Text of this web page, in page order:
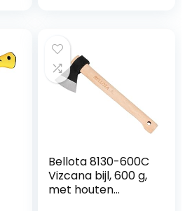
Bellota 8130-600C
Vizcana bijl, 600 g,
met houten